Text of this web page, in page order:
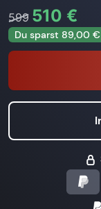
599 510 €
Du sparst 89,00 €